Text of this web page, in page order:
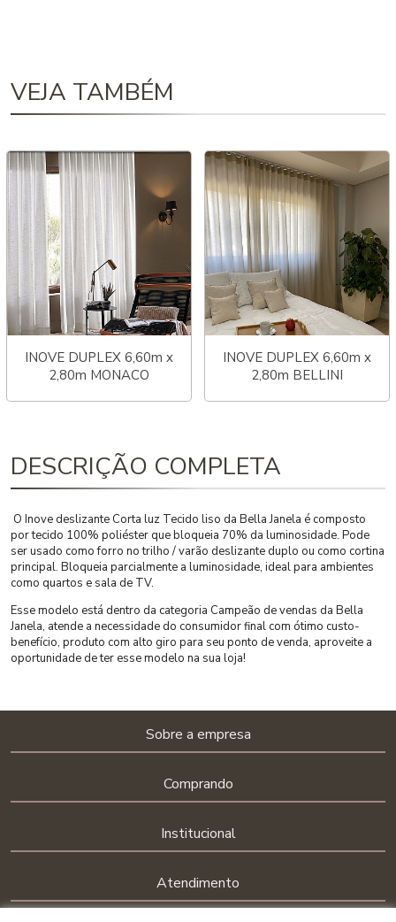
VEJA TAMBÉM
INOVE DUPLEX 6,60m x
2,80m MONACO
INOVE DUPLEX 6,60m x
2,80m BELLINI
DESCRIÇÃO COMPLETA
O Inove deslizante Corta luz Tecido liso da Bella Janela é composto
por tecido 100% poliéster que bloqueia 70% da luminosidade. Pode
ser usado como forro no trilho / varão deslizante duplo ou como cortina
principal. Bloqueia parcialmente a luminosidade, ideal para ambientes
como quartos e sala de TV.
Esse modelo está dentro da categoria Campeão de vendas da Bella
Janela, atende a necessidade do consumidor final com ótimo custo-
benefício, produto com alto giro para seu ponto de venda, aproveite a
oportunidade de ter esse modelo na sua loja!
Sobre a empresa
Comprando
Institucional
Atendimento